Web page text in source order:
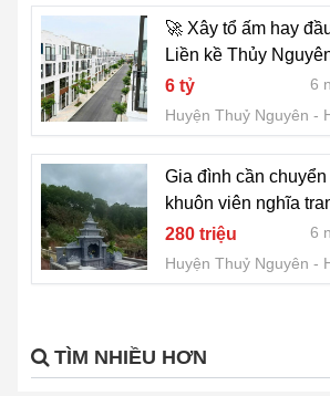
🚀 Xây tổ ấm hay
Liền kề Thủy
đáp ứng trọn vẹn
0977.547.200
6 tỷ
6
Huyện Thuỷ Nguyên
Gia đình cần
khuôn viên nghĩa
Phòng
280 triệu
6
Huyện Thuỷ Nguyên
TÌM NHIỀU HƠN